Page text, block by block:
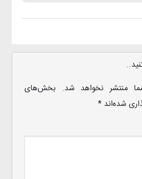
منتشر نخواهد شد. بخش‌های
شده‌اند*